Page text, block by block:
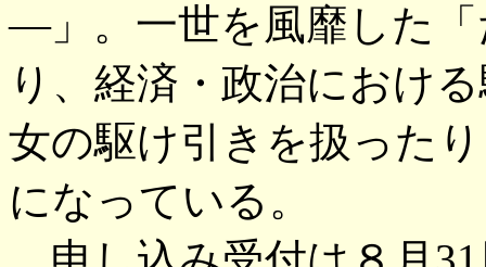
―」。一世を風靡した
り、経済・政治におけ
女の駆け引きを扱った
になっている。